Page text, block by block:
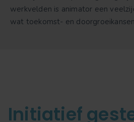
werkvelden is animator een
wat toekomst- en
Initiatief